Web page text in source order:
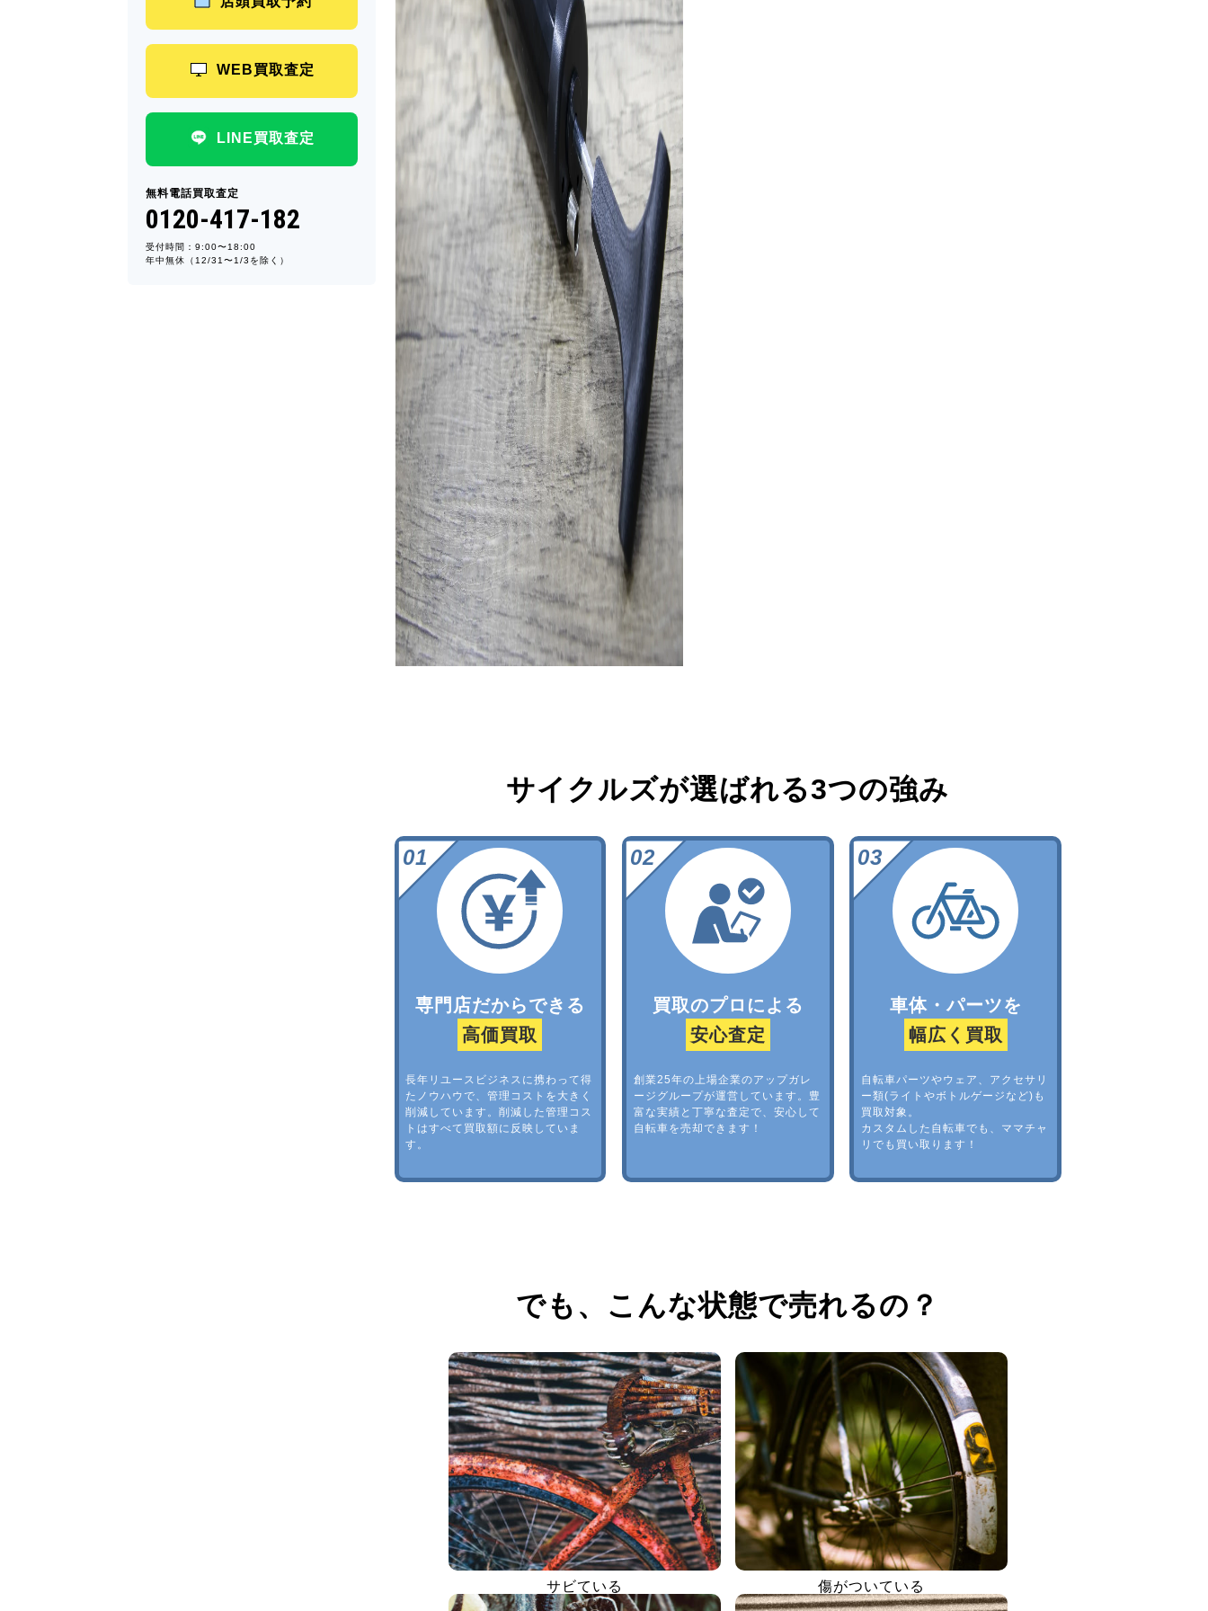
サイクルズが選ばれる3つの強み
専門店だからできる
高価買取
長年リユースビジネスに携わって得
たノウハウで、管理コストを大きく
削減しています。削減した管理コス
トはすべて買取額に反映していま
す。
買取のプロによる
安心査定
創業25年の上場企業のアップガレ
ージグループが運営しています。豊
富な実績と丁寧な査定で、安心して
自転車を売却できます！
車体・パーツを
幅広く買取
自転車パーツやウェア、アクセサリ
ー類(ライトやボトルゲージなど)も
買取対象。
カスタムした自転車でも、ママチャ
リでも買い取ります！
でも、 こんな状態で売れるの？
サビている 傷がついている
WEB買取査定
LINE買取査定
無料電話買取査定
0120-417-182
受付時間：9:00〜18:00
年中無休（12/31〜1/3を除く）